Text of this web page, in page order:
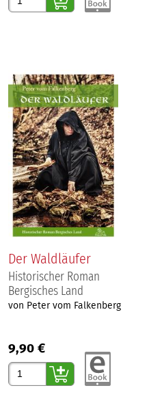
Der Waldläufer
Historischer Roman
Bergisches Land
von Peter vom Falkenberg
9,90 €
Gewünschte Anzahl